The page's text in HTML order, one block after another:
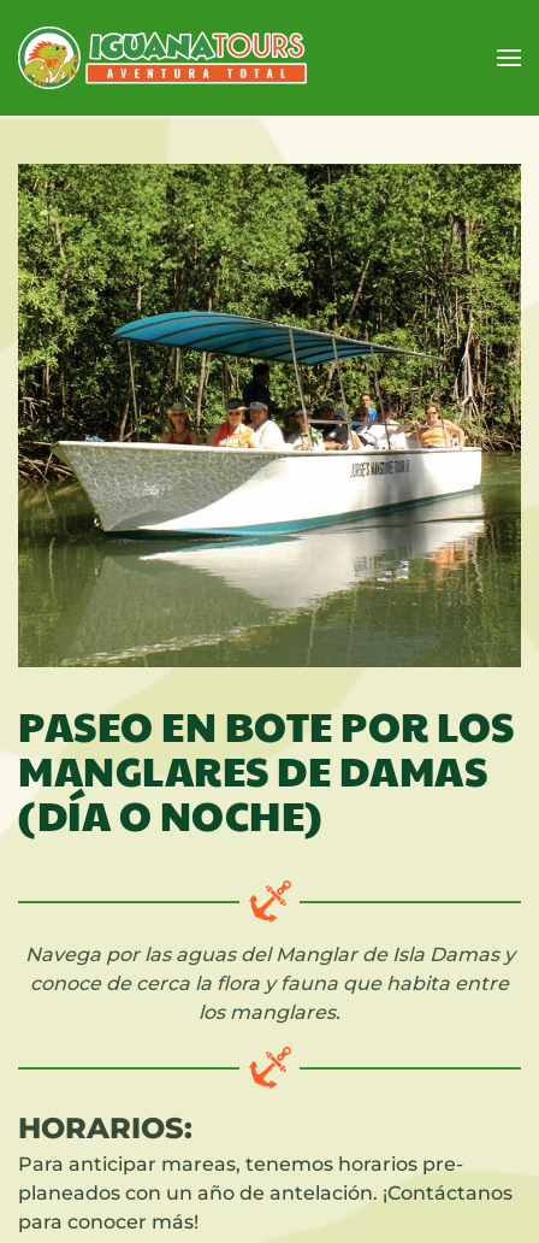
Skip to main content
PASEO EN BOTE POR LOS
MANGLARES DE DAMAS
(DÍA O NOCHE)
Navega por las aguas del Manglar de Isla Damas y
conoce de cerca la flora y fauna que habita entre
los manglares.
HORARIOS:
Para anticipar mareas, tenemos horarios pre-
planeados con un año de antelación. ¡Contáctanos
para conocer más!